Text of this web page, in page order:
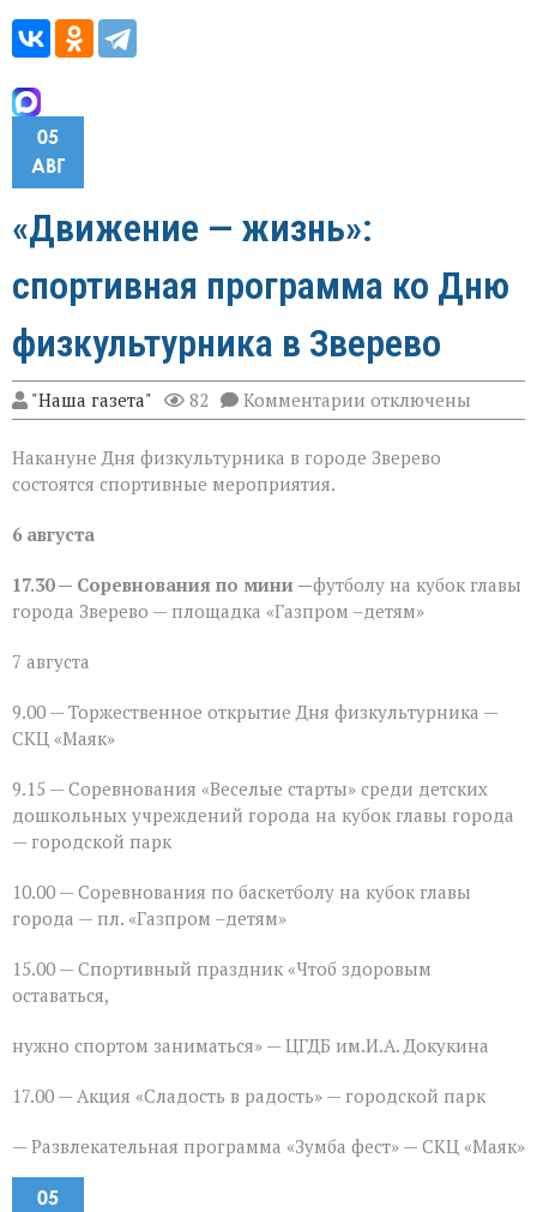
05
АВГ
«Движение — жизнь»:
спортивная программа ко Дню
физкультурника в Зверево
"Наша газета" 82 Комментарии к
записи
спортивная
Зверево
отключены
Накануне Дня физкультурника в городе Зверево
состоятся спортивные мероприятия.
6 августа
17.30 — Соревнования по мини —футболу на кубок главы
города Зверево — площадка «Газпром –детям»
7 августа
9.00 — Торжественное открытие Дня физкультурника —
СКЦ «Маяк»
9.15 — Соревнования «Веселые старты» среди детских
дошкольных учреждений города на кубок главы города
— городской парк
10.00 — Соревнования по баскетболу на кубок главы
города — пл. «Газпром –детям»
15.00 — Спортивный праздник «Чтоб здоровым
оставаться,
нужно спортом заниматься» — ЦГДБ им.И.А. Докукина
17.00 — Акция «Сладость в радость» — городской парк
— Развлекательная программа «Зумба фест» — СКЦ «Маяк»
05